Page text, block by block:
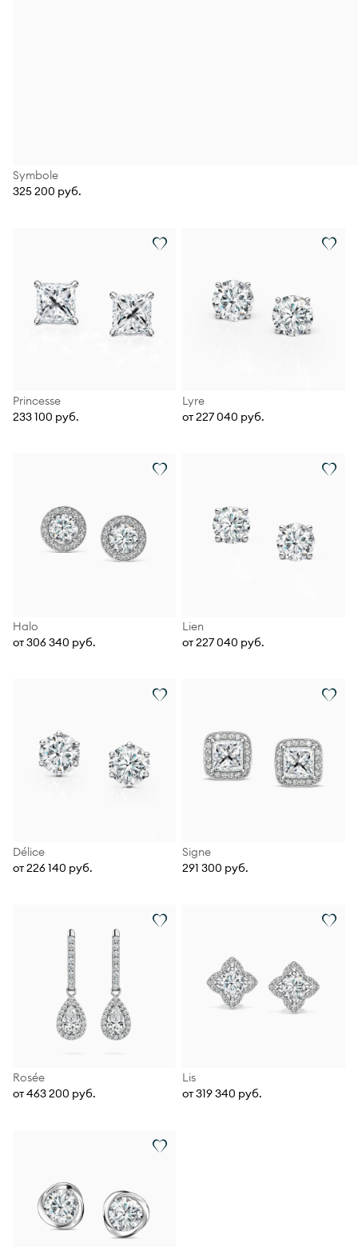
Symbole
325 200 руб.
Princesse
233 100 руб.
Lyre
от 227 040 руб.
Halo
от 306 340 руб.
Lien
от 227 040 руб.
Délice
от 226 140 руб.
Signe
291 300 руб.
Rosée
от 463 200 руб.
Lis
от 319 340 руб.